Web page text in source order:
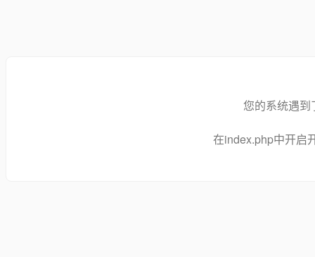
您的系统遇到
在index.php中开启